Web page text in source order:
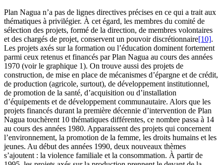
Plan Nagua n’a pas de lignes directives précises en ce qui a trait aux
thématiques à privilégier. À cet égard, les membres du comité de
sélection des projets, formé de la direction, de membres volontaires
et des chargés de projet, conservent un pouvoir discrétionnaire[10].
Les projets axés sur la formation ou l’éducation dominent fortement
parmi ceux retenus et financés par Plan Nagua au cours des années
1970 (voir le graphique 1). On trouve aussi des projets de
construction, de mise en place de mécanismes d’épargne et de crédit,
de production (agricole, surtout), de développement institutionnel,
de promotion de la santé, d’acquisition ou d’installation
d’équipements et de développement communautaire. Alors que les
projets financés durant la première décennie d’intervention de Plan
Nagua touchèrent 10 thématiques différentes, ce nombre passa à 14
au cours des années 1980. Apparaissent des projets qui concernent
l’environnement, la promotion de la femme, les droits humains et les
jeunes. Au début des années 1990, deux nouveaux thèmes
s’ajoutent : la violence familiale et la consommation. À partir de